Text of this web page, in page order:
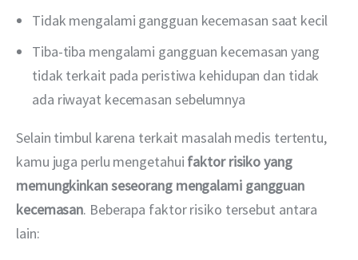
Tidak mengalami gangguan kecemasan saat kecil
Tiba-tiba mengalami gangguan kecemasan yang
tidak terkait pada peristiwa kehidupan dan tidak
ada riwayat kecemasan sebelumnya
Selain timbul karena terkait masalah medis tertentu,
kamu juga perlu mengetahui faktor risiko yang
memungkinkan seseorang mengalami gangguan
kecemasan. Beberapa faktor risiko tersebut antara
lain: